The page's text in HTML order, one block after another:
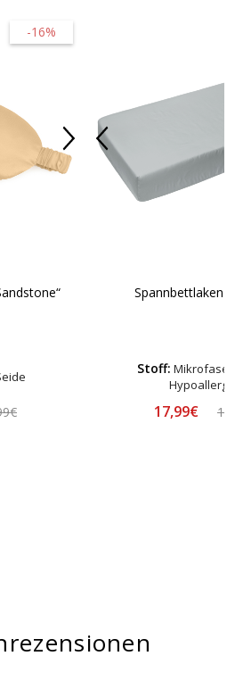
-16%
Spannbettlaken
Stoff:
17,99€